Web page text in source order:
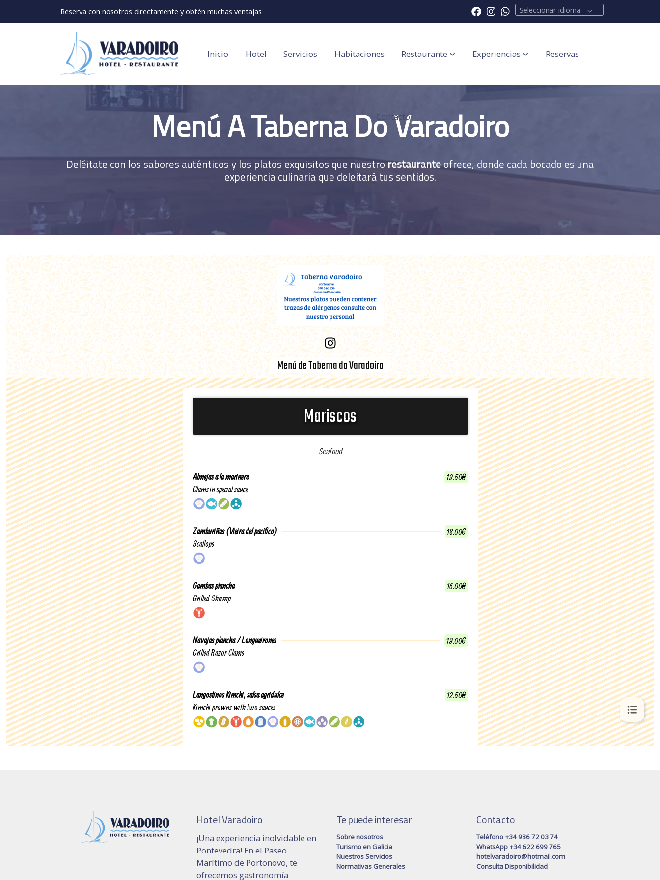
Reserva con nosotros directamente y obtén muchas ventajas Seleccionar idioma
Inicio Hotel Servicios Habitaciones Restaurante Experiencias Reservas
Contacto
Menú A Taberna Do Varadoiro
Deléitate con los sabores auténticos y los platos exquisitos que nuestrorestauranteofrece, donde cada bocado es una
experiencia culinaria que deleitará tus sentidos.
Hotel Varadoiro
¡Una experiencia inolvidable en
Pontevedra! En el Paseo
Marítimo de Portonovo, te
ofrecemos gastronomía
Te puede interesar
Sobre nosotros
Turismo en Galicia
Nuestros Servicios
Normativas Generales
Contacto
Teléfono +34 986 72 03 74
WhatsApp +34 622 699 765
hotelvaradoiro@hotmail.com
Consulta Disponibilidad